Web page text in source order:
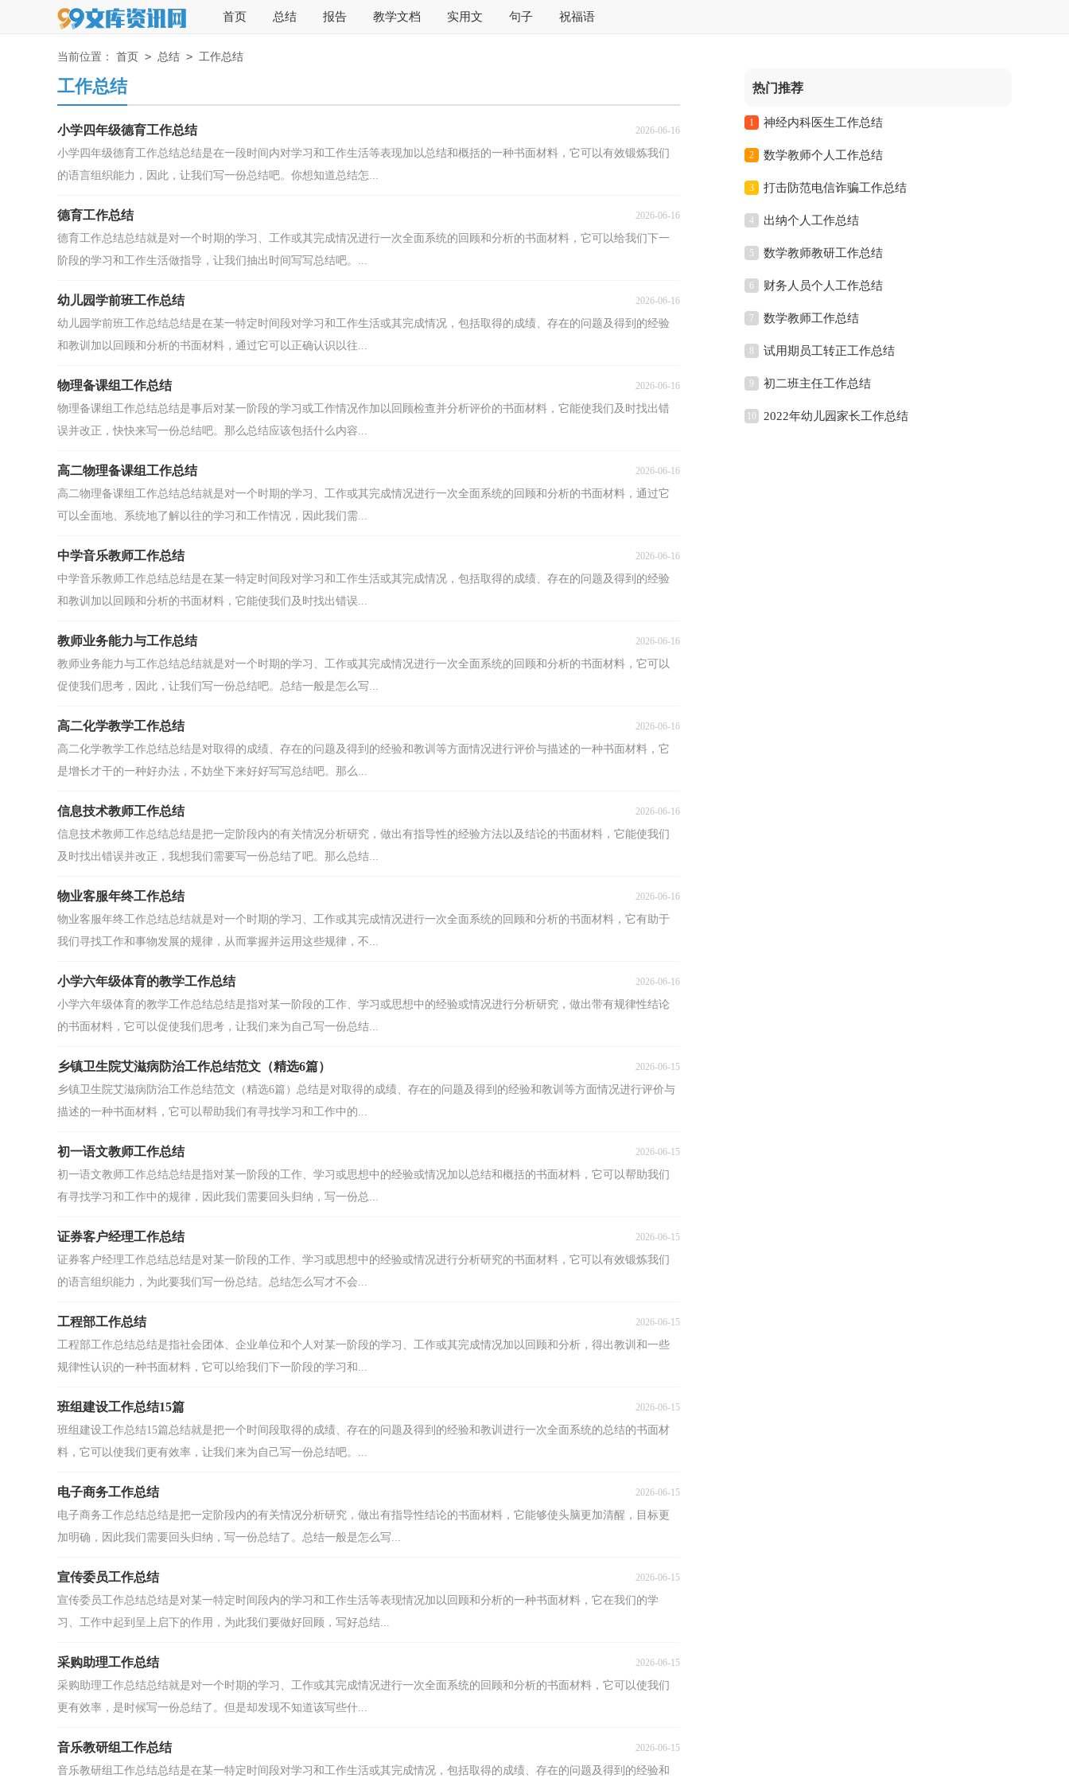
首页 总结 报告 教学文档 实用文 句子 祝福语
当前位置： 首页 > 总结 > 工作总结
工作总结
小学四年级德育工作总结 2026-06-16
小学四年级德育工作总结总结是在一段时间内对学习和工作生活等表现加以总结和概括的一种书面材料，它可以有效锻炼我们
的语言组织能力，因此，让我们写一份总结吧。你想知道总结怎...
德育工作总结 2026-06-16
德育工作总结总结就是对一个时期的学习、工作或其完成情况进行一次全面系统的回顾和分析的书面材料，它可以给我们下一
阶段的学习和工作生活做指导，让我们抽出时间写写总结吧。...
幼儿园学前班工作总结 2026-06-16
幼儿园学前班工作总结总结是在某一特定时间段对学习和工作生活或其完成情况，包括取得的成绩、存在的问题及得到的经验
和教训加以回顾和分析的书面材料，通过它可以正确认识以往...
物理备课组工作总结 2026-06-16
物理备课组工作总结总结是事后对某一阶段的学习或工作情况作加以回顾检查并分析评价的书面材料，它能使我们及时找出错
误并改正，快快来写一份总结吧。那么总结应该包括什么内容...
高二物理备课组工作总结 2026-06-16
高二物理备课组工作总结总结就是对一个时期的学习、工作或其完成情况进行一次全面系统的回顾和分析的书面材料，通过它
可以全面地、系统地了解以往的学习和工作情况，因此我们需...
中学音乐教师工作总结 2026-06-16
中学音乐教师工作总结总结是在某一特定时间段对学习和工作生活或其完成情况，包括取得的成绩、存在的问题及得到的经验
和教训加以回顾和分析的书面材料，它能使我们及时找出错误...
教师业务能力与工作总结 2026-06-16
教师业务能力与工作总结总结就是对一个时期的学习、工作或其完成情况进行一次全面系统的回顾和分析的书面材料，它可以
促使我们思考，因此，让我们写一份总结吧。总结一般是怎么写...
高二化学教学工作总结 2026-06-16
高二化学教学工作总结总结是对取得的成绩、存在的问题及得到的经验和教训等方面情况进行评价与描述的一种书面材料，它
是增长才干的一种好办法，不妨坐下来好好写写总结吧。那么...
信息技术教师工作总结 2026-06-16
信息技术教师工作总结总结是把一定阶段内的有关情况分析研究，做出有指导性的经验方法以及结论的书面材料，它能使我们
及时找出错误并改正，我想我们需要写一份总结了吧。那么总结...
物业客服年终工作总结 2026-06-16
物业客服年终工作总结总结就是对一个时期的学习、工作或其完成情况进行一次全面系统的回顾和分析的书面材料，它有助于
我们寻找工作和事物发展的规律，从而掌握并运用这些规律，不...
小学六年级体育的教学工作总结 2026-06-16
小学六年级体育的教学工作总结总结是指对某一阶段的工作、学习或思想中的经验或情况进行分析研究，做出带有规律性结论
的书面材料，它可以促使我们思考，让我们来为自己写一份总结...
乡镇卫生院艾滋病防治工作总结范文（精选6篇） 2026-06-15
乡镇卫生院艾滋病防治工作总结范文（精选6篇）总结是对取得的成绩、存在的问题及得到的经验和教训等方面情况进行评价与
描述的一种书面材料，它可以帮助我们有寻找学习和工作中的...
初一语文教师工作总结 2026-06-15
初一语文教师工作总结总结是指对某一阶段的工作、学习或思想中的经验或情况加以总结和概括的书面材料，它可以帮助我们
有寻找学习和工作中的规律，因此我们需要回头归纳，写一份总...
证券客户经理工作总结 2026-06-15
证券客户经理工作总结总结是对某一阶段的工作、学习或思想中的经验或情况进行分析研究的书面材料，它可以有效锻炼我们
的语言组织能力，为此要我们写一份总结。总结怎么写才不会...
工程部工作总结 2026-06-15
工程部工作总结总结是指社会团体、企业单位和个人对某一阶段的学习、工作或其完成情况加以回顾和分析，得出教训和一些
规律性认识的一种书面材料，它可以给我们下一阶段的学习和...
班组建设工作总结15篇 2026-06-15
班组建设工作总结15篇总结就是把一个时间段取得的成绩、存在的问题及得到的经验和教训进行一次全面系统的总结的书面材
料，它可以使我们更有效率，让我们来为自己写一份总结吧。...
电子商务工作总结 2026-06-15
电子商务工作总结总结是把一定阶段内的有关情况分析研究，做出有指导性结论的书面材料，它能够使头脑更加清醒，目标更
加明确，因此我们需要回头归纳，写一份总结了。总结一般是怎么写...
宣传委员工作总结 2026-06-15
宣传委员工作总结总结是对某一特定时间段内的学习和工作生活等表现情况加以回顾和分析的一种书面材料，它在我们的学
习、工作中起到呈上启下的作用，为此我们要做好回顾，写好总结...
采购助理工作总结 2026-06-15
采购助理工作总结总结就是对一个时期的学习、工作或其完成情况进行一次全面系统的回顾和分析的书面材料，它可以使我们
更有效率，是时候写一份总结了。但是却发现不知道该写些什...
音乐教研组工作总结 2026-06-15
音乐教研组工作总结总结是在某一特定时间段对学习和工作生活或其完成情况，包括取得的成绩、存在的问题及得到的经验和
热门推荐
1 神经内科医生工作总结
2 数学教师个人工作总结
3 打击防范电信诈骗工作总结
4 出纳个人工作总结
5 数学教师教研工作总结
6 财务人员个人工作总结
7 数学教师工作总结
8 试用期员工转正工作总结
9 初二班主任工作总结
10 2022年幼儿园家长工作总结